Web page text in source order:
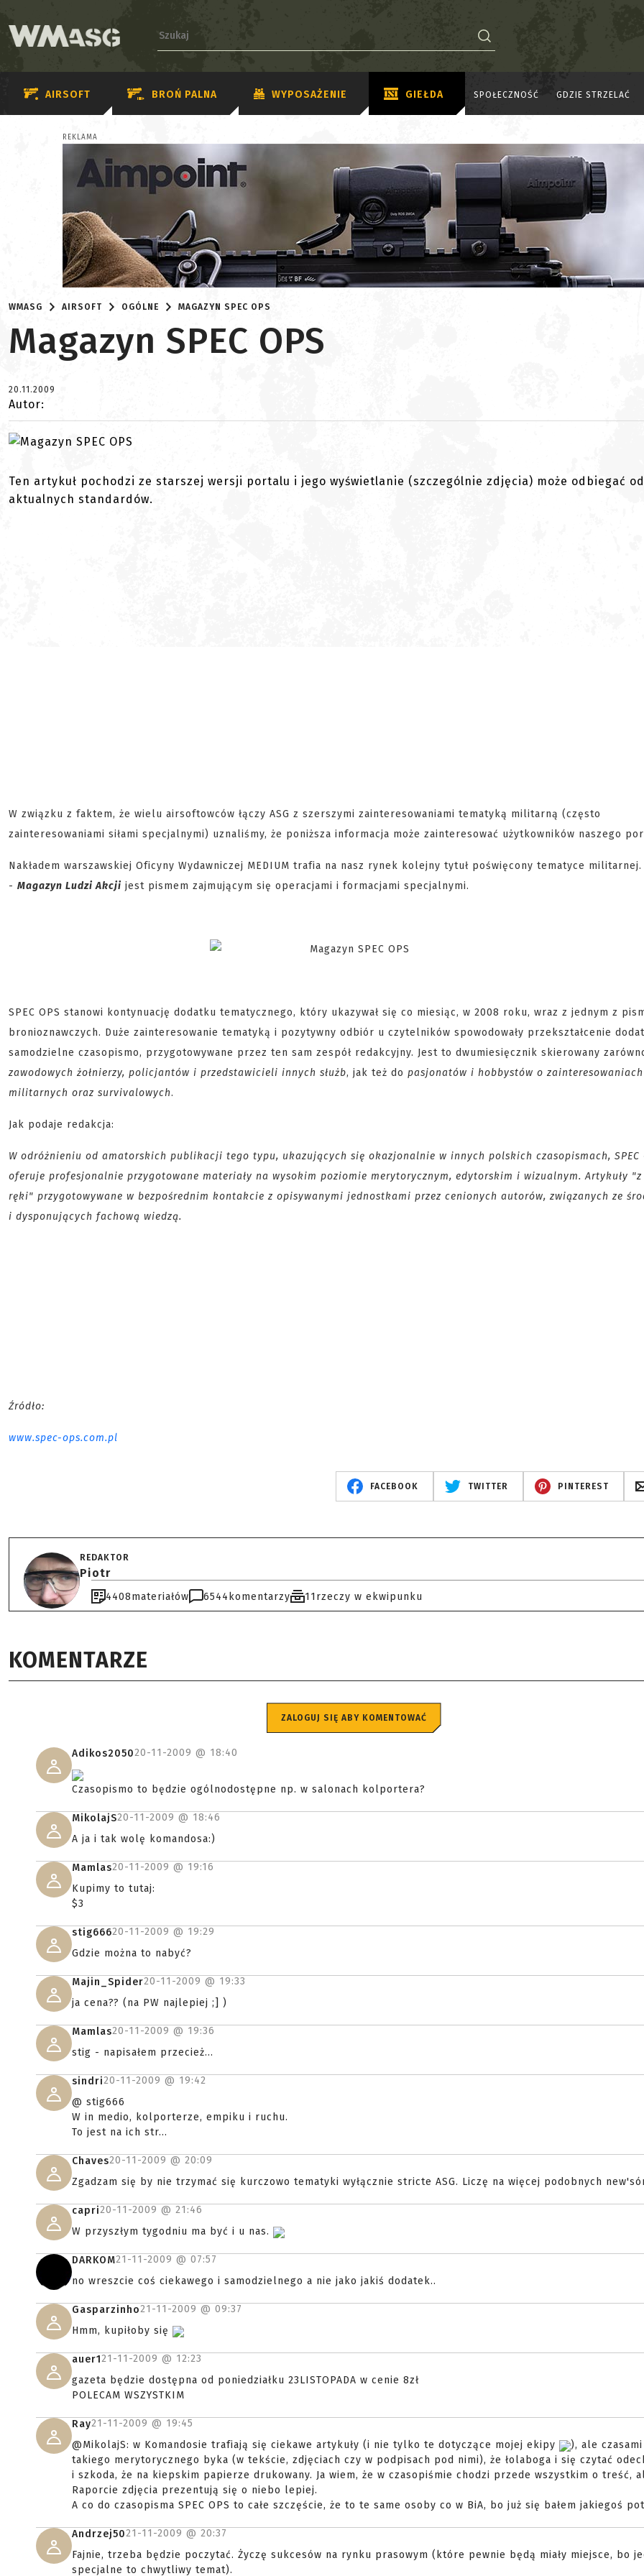
AIRSOFT BROŃ PALNA WYPOSAŻENIE GIEŁDA SPOŁECZNOŚĆ GDZIE STRZELAĆ
REKLAMA
WMASG AIRSOFT OGÓLNE MAGAZYN SPEC OPS
Magazyn SPEC OPS
20.11.2009
Autor:
Ten artykuł pochodzi ze starszej wersji portalu i jego wyświetlanie (szczególnie zdjęcia) może odbiegać od
aktualnych standardów.
W związku z faktem, że wielu airsoftowców łączy ASG z szerszymi zainteresowaniami tematyką militarną (często
zainteresowaniami siłami specjalnymi) uznaliśmy, że poniższa informacja może zainteresować użytkowników naszego
Nakładem warszawskiej Oficyny Wydawniczej MEDIUM trafia na nasz rynek kolejny tytuł poświęcony tematyce
- Magazyn Ludzi Akcji jest pismem zajmującym się operacjami i formacjami specjalnymi.
SPEC OPS stanowi kontynuację dodatku tematycznego, który ukazywał się co miesiąc, w 2008 roku, wraz z jednym z
bronioznawczych. Duże zainteresowanie tematyką i pozytywny odbiór u czytelników spowodowały przekształcenie
samodzielne czasopismo, przygotowywane przez ten sam zespół redakcyjny. Jest to dwumiesięcznik skierowany
zawodowych żołnierzy, policjantów i przedstawicieli innych służb, jak też do pasjonatów i hobbystów o zainteresowaniach
militarnych oraz survivalowych.
Jak podaje redakcja:
W odróżnieniu od amatorskich publikacji tego typu, ukazujących się okazjonalnie w innych polskich czasopismach, SPEC
oferuje profesjonalnie przygotowane materiały na wysokim poziomie merytorycznym, edytorskim i wizualnym. Artykuły "z
ręki" przygotowywane w bezpośrednim kontakcie z opisywanymi jednostkami przez cenionych autorów, związanych ze
i dysponujących fachową wiedzą.
Źródło:
www.spec-ops.com.pl
FACEBOOK TWITTER PINTEREST
REDAKTOR
Piotr
4408materiałów 6544 komentarzy 11rzeczy w ekwipunku
KOMENTARZE
ZALOGUJ SIĘ ABY KOMENTOWAĆ
Adikos205020-11-2009 @ 18:40
Czasopismo to będzie ogólnodostępne np. w salonach kolportera?
MikolajS20-11-2009 @ 18:46
A ja i tak wolę komandosa:)
Mamlas20-11-2009 @ 19:16
Kupimy to tutaj:
$3
stig66620-11-2009 @ 19:29
Gdzie można to nabyć?
Majin_Spider20-11-2009 @ 19:33
ja cena?? (na PW najlepiej ;] )
Mamlas20-11-2009 @ 19:36
stig - napisałem przecież...
sindri20-11-2009 @ 19:42
@ stig666
W in medio, kolporterze, empiku i ruchu.
To jest na ich str...
Chaves20-11-2009 @ 20:09
Zgadzam się by nie trzymać się kurczowo tematyki wyłącznie stricte ASG. Liczę na więcej podobnych
capri20-11-2009 @ 21:46
W przyszłym tygodniu ma być i u nas.
DARKOM21-11-2009 @ 07:57
no wreszcie coś ciekawego i samodzielnego a nie jako jakiś dodatek..
Gasparzinho21-11-2009 @ 09:37
Hmm, kupiłoby się
auer121-11-2009 @ 12:23
gazeta będzie dostępna od poniedziałku 23LISTOPADA w cenie 8zł
POLECAM WSZYSTKIM
Ray21-11-2009 @ 19:45
@MikolajS: w Komandosie trafiają się ciekawe artykuły (i nie tylko te dotyczące mojej ekipy
), ale
takiego merytorycznego byka (w tekście, zdjęciach czy w podpisach pod nimi), że łolaboga i się czytać
i szkoda, że na kiepskim papierze drukowany. Ja wiem, że w czasopiśmie chodzi przede wszystkim o treść,
Raporcie zdjęcia prezentują się o niebo lepiej.
A co do czasopisma SPEC OPS to całe szczęście, że to te same osoby co w BiA, bo już się bałem jakiegoś
Andrzej5021-11-2009 @ 20:37
Fajnie, trzeba będzie poczytać. Życzę sukcesów na rynku prasowym (które pewnie będą miały miejsce, bo
specjalne to chwytliwy temat).